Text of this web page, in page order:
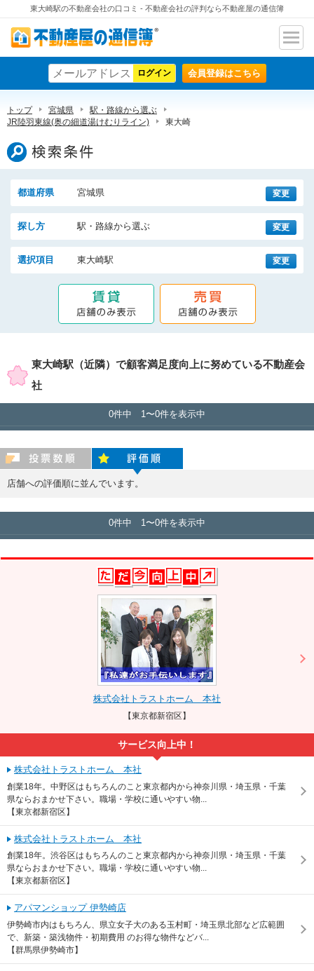
東大崎駅の不動産会社の口コミ - 不動産会社の評判なら不動産屋の通信簿
不動産屋の通信簿
ナビ
ン
会員登録はこちら
トップ 宮城県
駅・路線から選ぶ
JR陸羽東線(奥の細道湯けむりライン)
東大崎
検索条件
都道府県 宮城県 変更
探し方 駅・路線から選ぶ 変更
選択項目 東大崎駅 変更
東大崎駅（近隣）で顧客満足度向上に努めている不動産会
社
0件中 1〜0件を表示中
店舗への評価順に並んでいます。
0件中 1〜0件を表示中
株式会社トラストホーム 本社
【東京都新宿区】
サービス向上中！
株式会社トラストホーム 本社
創業18年。中野区はもちろんのこと東京都内から神奈川県・埼玉県・千葉
県ならおまかせ下さい。職場・学校に通いやすい物...
【東京都新宿区】
株式会社トラストホーム 本社
創業18年。渋谷区はもちろんのこと東京都内から神奈川県・埼玉県・千葉
県ならおまかせ下さい。職場・学校に通いやすい物...
【東京都新宿区】
アパマンショップ 伊勢崎店
伊勢崎市内はもちろん、県立女子大のある玉村町・埼玉県北部など広範囲
で、新築・築浅物件・初期費用 のお得な物件などバ...
【群馬県伊勢崎市】